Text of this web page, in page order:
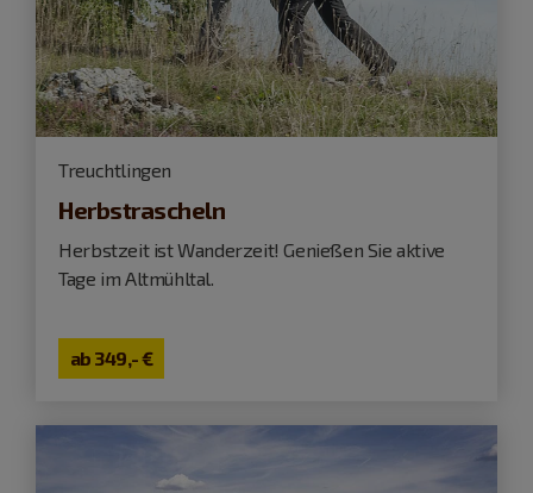
Treuchtlingen
Herbstrascheln
Herbstzeit ist Wanderzeit! Genießen Sie aktive
Tage im Altmühltal.
ab 349,- €